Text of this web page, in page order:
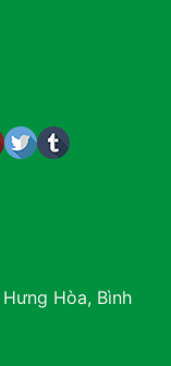
Hòa, Bình